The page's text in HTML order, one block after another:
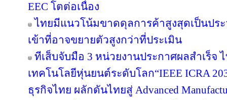
EEC โตต่อเนื่อง
ไทยมีแนวโน้มขาดดุลการค้าสูงสุดเป็นปร
เข้าที่อาจขยายตัวสูงกว่าที่ประเมิน
ทีเส็บจับมือ 3 หน่วยงานประกาศผลสำเร็จ
เทคโนโลยีหุ่นยนต์ระดับโลก“IEEE ICRA
ธุรกิจไทย ผลักดันไทยสู่ Advanced